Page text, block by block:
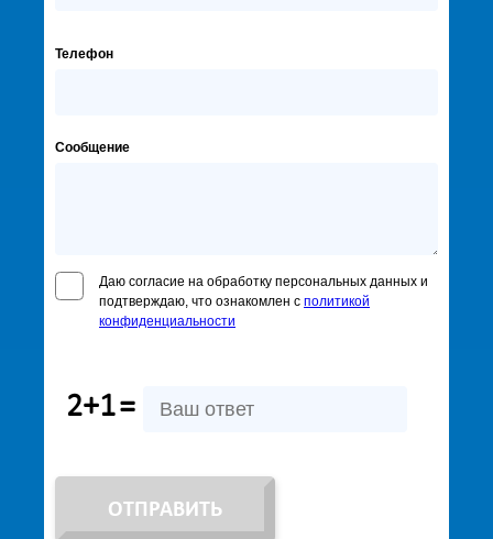
Телефон
Сообщение
Даю согласие на обработку персональных данных и
подтверждаю, что ознакомлен с политикой
конфиденциальности
2+1=
ОТПРАВИТЬ